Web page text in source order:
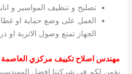
تصليح و تنظيف المواسير و
العمل على وضع حماية او
الجهاز تمتع وصول الاتربة او
مهندس اصلاح تكييف مركزي العاصمة
نؤمن لكم في شركتنا افضل